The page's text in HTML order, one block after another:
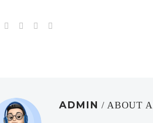
ADMIN / ABOUT